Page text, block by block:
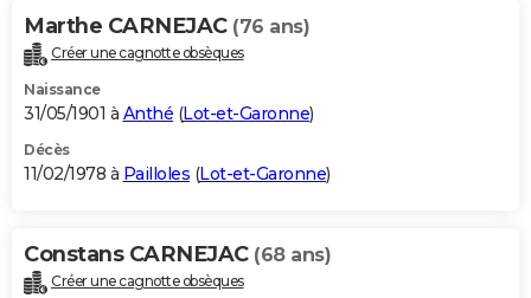
Marthe CARNEJAC (76 ans)
Créer une cagnotte obsèques
Naissance
31/05/1901 à Anthé (Lot-et-Garonne)
Décès
11/02/1978 à Pailloles (Lot-et-Garonne)
Constans CARNEJAC (68 ans)
Créer une cagnotte obsèques